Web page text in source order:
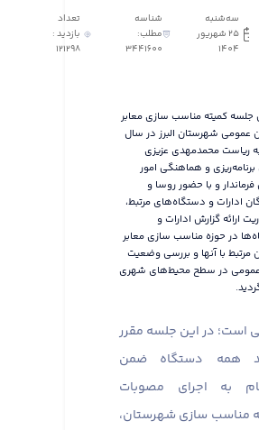
سه‌شنبه
25 شهریور
1404
شناسه
مطلب:
3441600
تعداد
بازدید :
121298
جلسه کمیته مناسب سازی معابر
عمومی شهرستان البرز در سال
به ریاست محمدمهدی عزیزی
و هماهنگی امور
فرماندار و با حضور روسا و
ادارات و دستگاه‌های مرتبط،
ارائه گزارش ادارات و
در حوزه مناسب سازی معابر
مرتبط با آنها و بررسی وضعیت
عمومی در سطح محیط‌های شهری
است؛ در این جلسه مقرر
همه دستگاه ضمن
به اجرای مصوبات
مناسب سازی شهرستان،